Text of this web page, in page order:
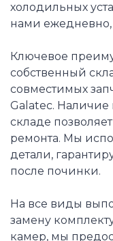
холодильных
нами ежедневно,
Ключевое
собственный
совместимых
Galatec.
складе
ремонта. Мы
детали,
после починки.
На все виды
замену
камер, мы